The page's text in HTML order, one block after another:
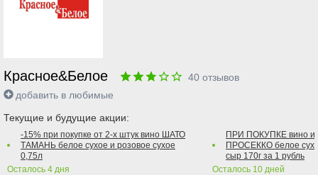
Красное&Белое 40 отзывов
добавить в любимые
Текущие и будущие акции:
-15% при покупке от 2-х штук вино ШАТО
ТАМАНЬ белое сухое и розовое сухое
0,75л
Осталось 4 дня
ПРИ ПОКУПКЕ вино
ПРОСЕККО белое
сыр 170г за 1 рубль
Осталось 10 дней